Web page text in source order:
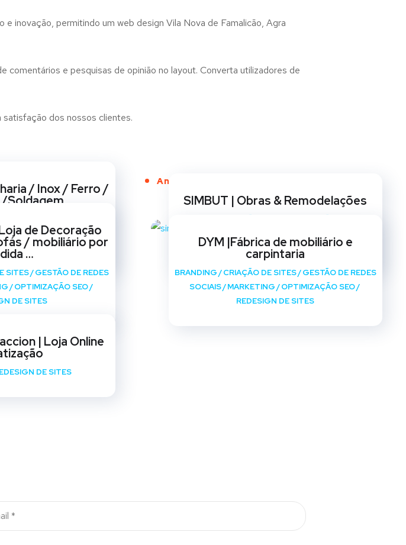
e inovação, permitindo um web design Vila Nova de Famalicão, Agra
comentários e pesquisas de opinião no layout. Converta utilizadores de
satisfação dos nossos clientes.
Anos de Serviço
/ Inox / Ferro /
/Soldagem
/OPTIMIZAÇÃO SEO/
DE SITES
SIMBUT | Obras & Remodelações
REDESIGN DE SITES
de Decoração
/ mobiliário por
…
SITES/GESTÃO DE REDES
/OPTIMIZAÇÃO SEO/
DE SITES
DYM |Fábrica de mobiliário e
carpintaria
BRANDING/CRIAÇÃO DE SITES/GESTÃO DE REDES
SOCIAIS/MARKETING/OPTIMIZAÇÃO SEO/
REDESIGN DE SITES
| Loja Online
DE SITES